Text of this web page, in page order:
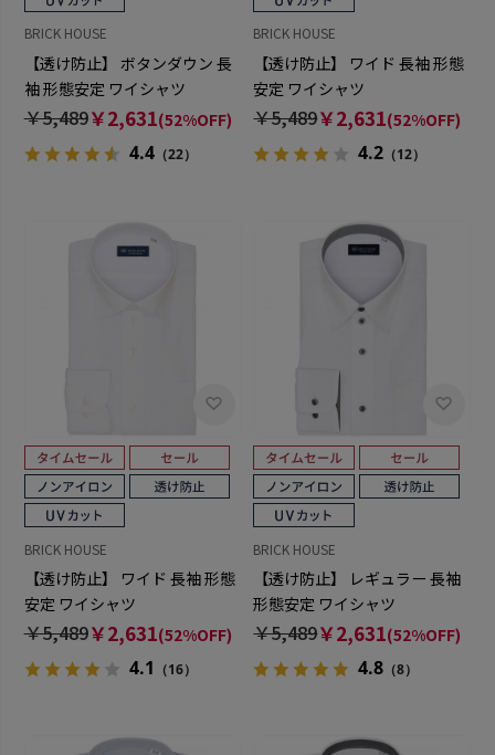
BRICK HOUSE
【透け防止】 ボタンダウン 長
袖 形態安定 ワイシャツ
￥5,489￥2,631(52%OFF)
4.4（22）
BRICK HOUSE
【透け防止】 ワイド 長袖 形態
安定 ワイシャツ
￥5,489￥2,631(52%OFF)
4.2 （12）
BRICK HOUSE
【透け防止】 ワイド 長袖 形態
安定 ワイシャツ
￥5,489￥2,631(52%OFF)
4.1 （16）
BRICK HOUSE
【透け防止】 レギュラー 長袖
形態安定 ワイシャツ
￥5,489￥2,631(52%OFF)
4.8 （8）